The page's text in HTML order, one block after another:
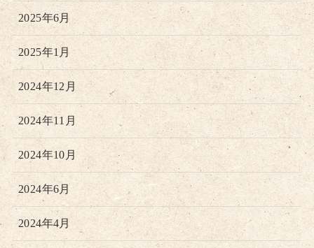
2025年6月
2025年1月
2024年12月
2024年11月
2024年10月
2024年6月
2024年4月